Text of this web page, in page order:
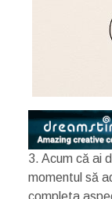
3. Acum că ai
momentul să
completa